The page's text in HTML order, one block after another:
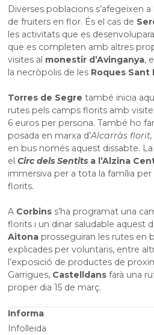
Diverses poblacions s’afegeixen
de fruiters en flor. És el cas de
les activitats que es
que es completen amb altres
visites al monestir d’Avinganya,
la necròpolis de les Roques Sant
Torres de Segre també inicia
rutes pels camps florits amb
6 euros per persona. També ho
posada en marxa d’Alcarràs florit,
en bus només aquest dissabte.
el Circ dels Sentits a l’Alzina
immersiva per a tota la família
florits.
A Corbins s’ha programat una
florits i un dinar saludable aquest
Aitona prosseguiran les rutes en
explicades per voluntaris, entre
l’exposició de productes de
Garrigues, Castelldans farà una
proper dia 15 de març.
Informa
Infolleida